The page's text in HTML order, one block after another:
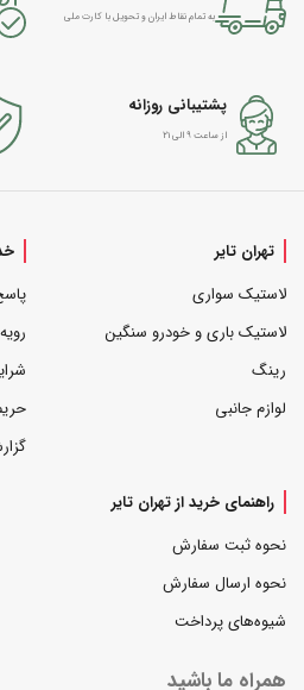
به تمام نقاط ایران و تحویل با کارت ملی
پشتیبانی روزانه
از ساعت ۹ الی ۲۱
تهران تایر
لاستیک سواری
لاستیک باری و خودرو سنگین
رینگ
لوازم جانبی
راهنمای خرید از تهران تایر
نحوه ثبت سفارش
نحوه ارسال سفارش
شیوه‌های پرداخت
همراه ما باشید